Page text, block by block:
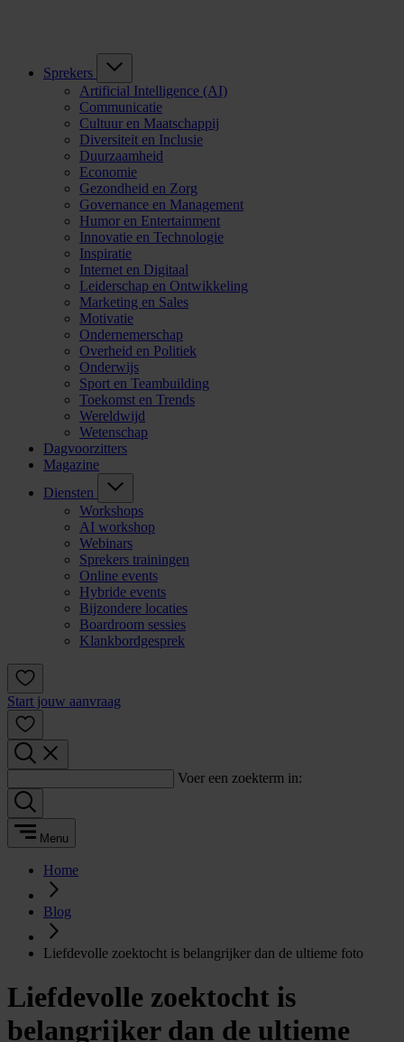
Sprekers
Artificial Intelligence (AI)
Communicatie
Cultuur en Maatschappij
Diversiteit en Inclusie
Duurzaamheid
Economie
Gezondheid en Zorg
Governance en Management
Humor en Entertainment
Innovatie en Technologie
Inspiratie
Internet en Digitaal
Leiderschap en Ontwikkeling
Marketing en Sales
Motivatie
Ondernemerschap
Overheid en Politiek
Onderwijs
Sport en Teambuilding
Toekomst en Trends
Wereldwijd
Wetenschap
Dagvoorzitters
Magazine
Diensten
Workshops
AI workshop
Webinars
Sprekers trainingen
Online events
Hybride events
Bijzondere locaties
Boardroom sessies
Klankbordgesprek
Start jouw aanvraag
Voer een zoekterm in:
Menu
Home
Blog
Liefdevolle zoektocht is belangrijker dan de ultieme foto
Liefdevolle zoektocht is
belangrijker dan de ultieme